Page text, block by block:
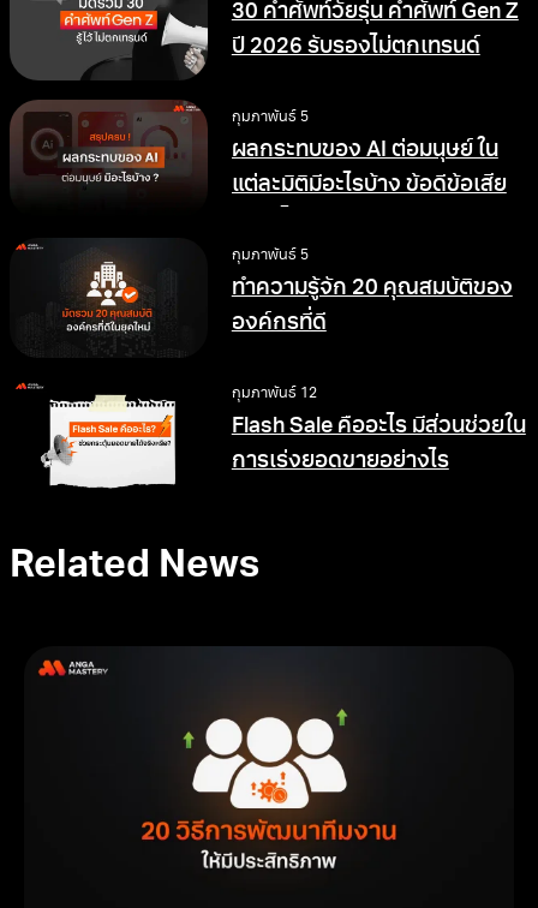
30 คำศัพท์วัยรุ่น คำศัพท์ Gen Z
ปี 2026 รับรองไม่ตกเทรนด์
กุมภาพันธ์ 5
ผลกระทบของ AI ต่อมนุษย์ ใน
แต่ละมิติมีอะไรบ้าง ข้อดีข้อเสีย
กุมภาพันธ์ 5
ทำความรู้จัก 20 คุณสมบัติของ
องค์กรที่ดี
กุมภาพันธ์ 12
Flash Sale คืออะไร มีส่วนช่วยใน
การเร่งยอดขายอย่างไร
Related News